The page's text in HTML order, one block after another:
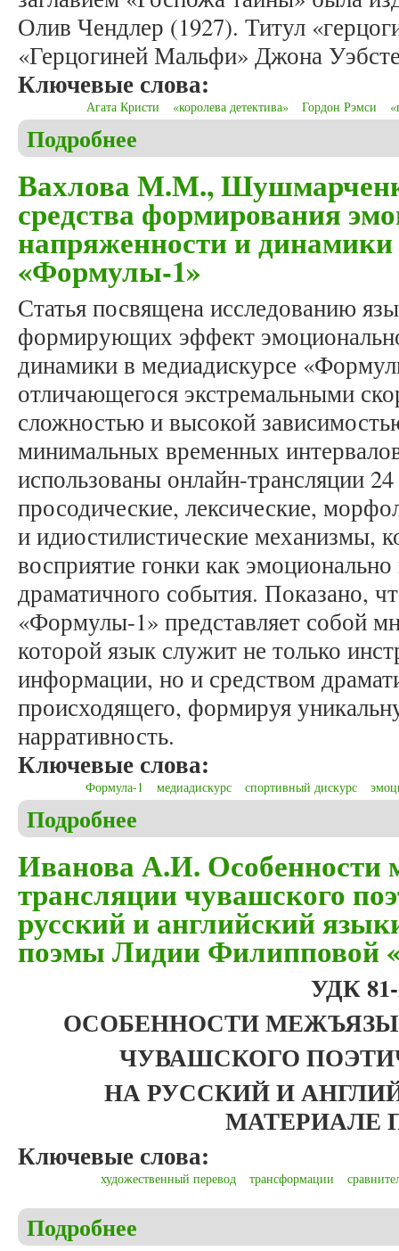
Олив Чендлер (1927). Титул
«Герцогиней Мальфи» Джона
Ключевые слова:
Агата Кристи «королева детектива» Гордон Рэмси
Подробнее
Вахлова М.М.,
средства формирования
напряженности и динамики
«Формулы-1»
Статья посвящена исследованию
формирующих эффект
динамики в медиадискурсе
отличающегося экстремальными
сложностью и высокой
минимальных временных
использованы онлайн-трансляции
просодические, лексические,
и идиостилистические механизмы,
восприятие гонки как
драматичного события. Показано,
«Формулы-1» представляет собой
которой язык служит не только
информации, но и средством
происходящего, формируя
нарративность.
Ключевые слова:
Формула-1 медиадискурс спортивный дискурс
Подробнее
Иванова А.И. Особенности
трансляции чувашского
русский и английский
поэмы Лидии Филипповой
УДК 81-
ОСОБЕННОСТИ
ЧУВАШСКОГО
НА РУССКИЙ И
МАТЕРИАЛЕ
Ключевые слова:
художественный перевод трансформации
Подробнее